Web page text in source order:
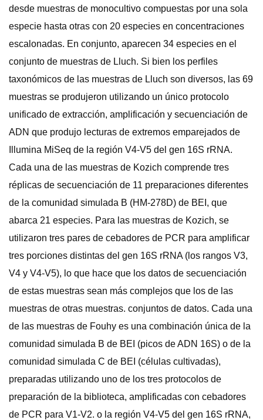
desde muestras de monocultivo compuestas por una sola
especie hasta otras con 20 especies en concentraciones
escalonadas. En conjunto, aparecen 34 especies en el
conjunto de muestras de Lluch. Si bien los perfiles
taxonómicos de las muestras de Lluch son diversos, las 69
muestras se produjeron utilizando un único protocolo
unificado de extracción, amplificación y secuenciación de
ADN que produjo lecturas de extremos emparejados de
Illumina MiSeq de la región V4-V5 del gen 16S rRNA.
Cada una de las muestras de Kozich comprende tres
réplicas de secuenciación de 11 preparaciones diferentes
de la comunidad simulada B (HM-278D) de BEI, que
abarca 21 especies. Para las muestras de Kozich, se
utilizaron tres pares de cebadores de PCR para amplificar
tres porciones distintas del gen 16S rRNA (los rangos V3,
V4 y V4-V5), lo que hace que los datos de secuenciación
de estas muestras sean más complejos que los de las
muestras de otras muestras. conjuntos de datos. Cada una
de las muestras de Fouhy es una combinación única de la
comunidad simulada B de BEI (picos de ADN 16S) o de la
comunidad simulada C de BEI (células cultivadas),
preparadas utilizando uno de los tres protocolos de
preparación de la biblioteca, amplificadas con cebadores
de PCR para V1-V2. o la región V4-V5 del gen 16S rRNA,